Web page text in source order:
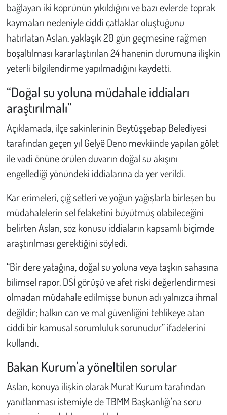
bağlayan iki köprünün yıkıldığını ve bazı evlerde toprak
kaymaları nedeniyle ciddi çatlaklar oluştuğunu
hatırlatan Aslan, yaklaşık 20 gün geçmesine rağmen
boşaltılması kararlaştırılan 24 hanenin durumuna ilişkin
yeterli bilgilendirme yapılmadığını kaydetti.
“Doğal su yoluna müdahale iddiaları
araştırılmalı”
Açıklamada, ilçe sakinlerinin Beytüşşebap Belediyesi
tarafından geçen yıl Gelyê Deno mevkiinde yapılan gölet
ile vadi önüne örülen duvarın doğal su akışını
engellediği yönündeki iddialarına da yer verildi.
Kar erimeleri, çığ setleri ve yoğun yağışlarla birleşen bu
müdahalelerin sel felaketini büyütmüş olabileceğini
belirten Aslan, söz konusu iddiaların kapsamlı biçimde
araştırılması gerektiğini söyledi.
“Bir dere yatağına, doğal su yoluna veya taşkın sahasına
bilimsel rapor, DSİ görüşü ve afet riski değerlendirmesi
olmadan müdahale edilmişse bunun adı yalnızca ihmal
değildir; halkın can ve mal güvenliğini tehlikeye atan
ciddi bir kamusal sorumluluk sorunudur” ifadelerini
kullandı.
Bakan Kurum'a yöneltilen sorular
Aslan, konuya ilişkin olarak Murat Kurum tarafından
yanıtlanması istemiyle de TBMM Başkanlığı'na soru